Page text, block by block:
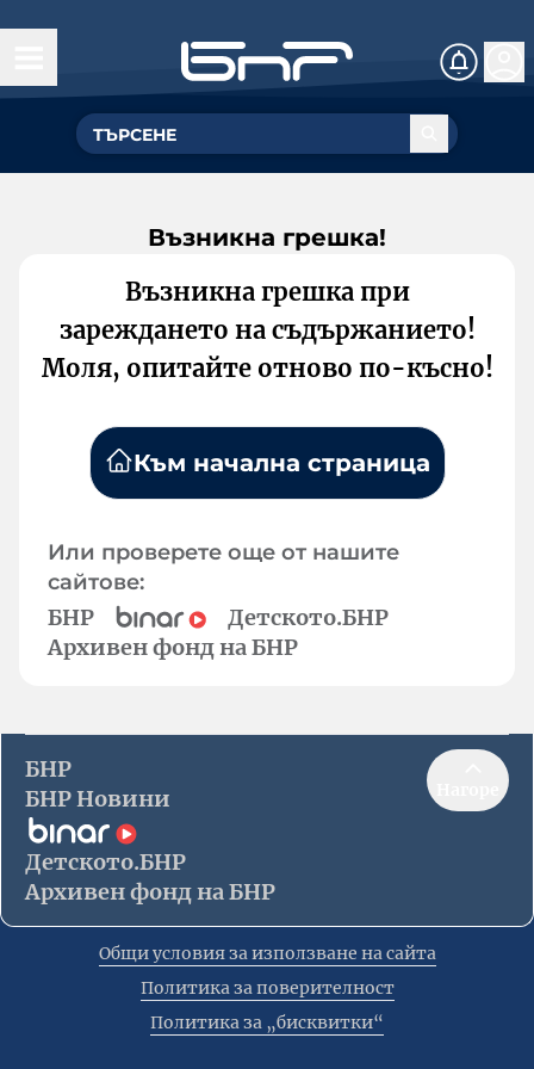
Възникна грешка!
Възникна грешка при
зареждането на съдържанието!
Моля, опитайте отново по-късно!
Към начална страница
Или проверете още от нашите
сайтове:
БНР
Детското.БНР
Архивен фонд на БНР
БНР
БНР Новини
Детското.БНР
Архивен фонд на БНР
Общи условия за използване на сайта
Политика за поверителност
Политика за „бисквитки“